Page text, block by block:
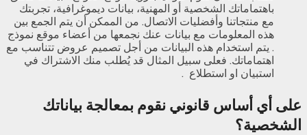
باهتماماتك الشخصية أو المهنية، بيانات ديموغرافية، تجربتك
مع منتجاتنا وأفضليات الاتصال. من الممكن أن يتم الجمع بين
هذه المعلومات مع بيانات عنك نجمعها من أعضاء موقع نموذج
. يتم استخدام هذه البيانات من أجل تصميم عروض تتناسب مع
اهتماماتك. فعلى سبيل المثال قد يُطلب منك الاشتراك في
استبيان او استطلاع .
على أي أساس قانوني نقوم بمعالجة بياناتك
الشخصية؟